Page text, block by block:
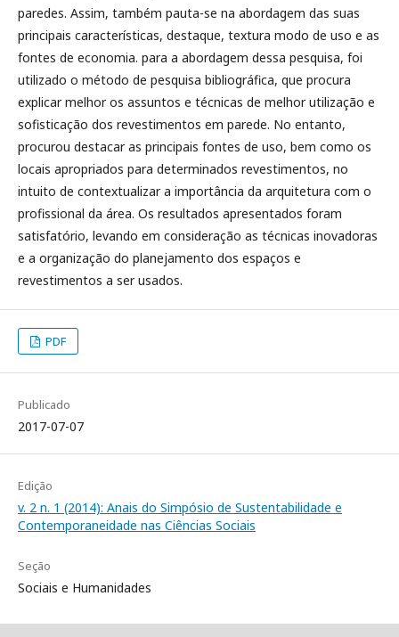
paredes. Assim, também pauta-se na abordagem das suas
principais características, destaque, textura modo de uso e as
fontes de economia. para a abordagem dessa pesquisa, foi
utilizado o método de pesquisa bibliográfica, que procura
explicar melhor os assuntos e técnicas de melhor utilização e
sofisticação dos revestimentos em parede. No entanto,
procurou destacar as principais fontes de uso, bem como os
locais apropriados para determinados revestimentos, no
intuito de contextualizar a importância da arquitetura com o
profissional da área. Os resultados apresentados foram
satisfatório, levando em consideração as técnicas inovadoras
e a organização do planejamento dos espaços e
revestimentos a ser usados.
PDF
Publicado
2017-07-07
Edição
v. 2 n. 1 (2014): Anais do Simpósio de Sustentabilidade e
Contemporaneidade nas Ciências Sociais
Seção
Sociais e Humanidades